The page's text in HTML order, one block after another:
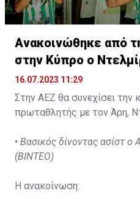
Ανακοινώθηκε από
στην Κύπρο ο
16.07.2023 11:29
Στην ΑΕΖ θα συνεχίσει την
πρωταθλητής με τον Άρη,
• Βασικός δίνοντας ασίστ ο
(ΒΙΝΤΕΟ)
Η ανακοίνωση: